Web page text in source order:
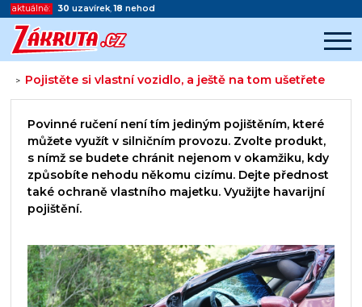
aktuálně: 30 uzavírek,18 nehod
> Pojistěte si vlastní vozidlo, a ještě na tom ušetřete
Začátek reklamy
Povinné ručení není tím jediným pojištěním, které
můžete využít v silničním provozu. Zvolte produkt,
s nímž se budete chránit nejenom v okamžiku, kdy
způsobíte nehodu někomu cizímu. Dejte přednost
také ochraně vlastního majetku. Využijte havarijní
pojištění.